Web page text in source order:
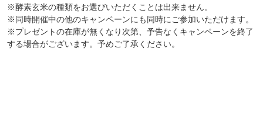
※酵素玄米の種類をお選びいただくことは出来ません。
※同時開催中の他のキャンペーンにも同時にご参加いただけます。
※プレゼントの在庫が無くなり次第、予告なくキャンペーンを終了
する場合がございます。予めご了承ください。